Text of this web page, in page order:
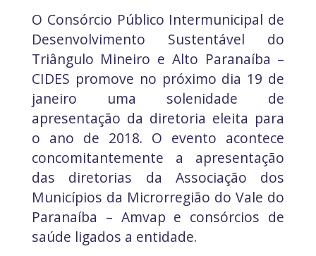
O Consórcio Público Intermunicipal de
Desenvolvimento Sustentável do
Triângulo Mineiro e Alto Paranaíba –
CIDES promove no próximo dia 19 de
janeiro uma solenidade de
apresentação da diretoria eleita para
o ano de 2018. O evento acontece
concomitantemente a apresentação
das diretorias da Associação dos
Municípios da Microrregião do Vale do
Paranaíba – Amvap e consórcios de
saúde ligados a entidade.